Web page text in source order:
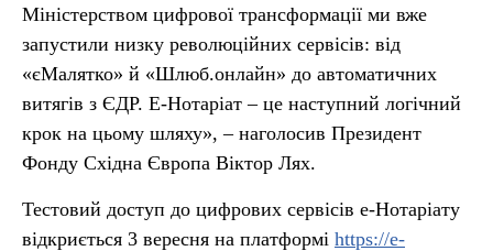
Міністерством цифрової трансформації ми вже
запустили низку революційних сервісів: від
«єМалятко» й «Шлюб.онлайн» до автоматичних
витягів з ЄДР. Е-Нотаріат – це наступний логічний
крок на цьому шляху», – наголосив Президент
Фонду Східна Європа Віктор Лях.
Тестовий доступ до цифрових сервісів е-Нотаріату
відкриється 3 вересня на платформі https://e-